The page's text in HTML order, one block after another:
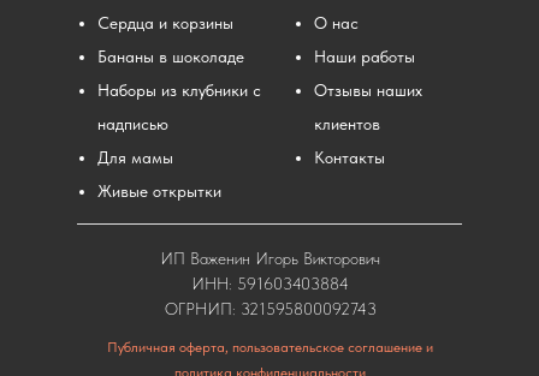
Сердца и корзины
Бананы в шоколаде
Наборы из клубники с
надписью
Для мамы
Живые открытки
О нас
Наши работы
Отзывы наших
клиентов
Контакты
ИП Важенин Игорь Викторович
ИНН: 591603403884
ОГРНИП: 321595800092743
Публичная оферта, пользовательское соглашение и
политика конфиденциальности